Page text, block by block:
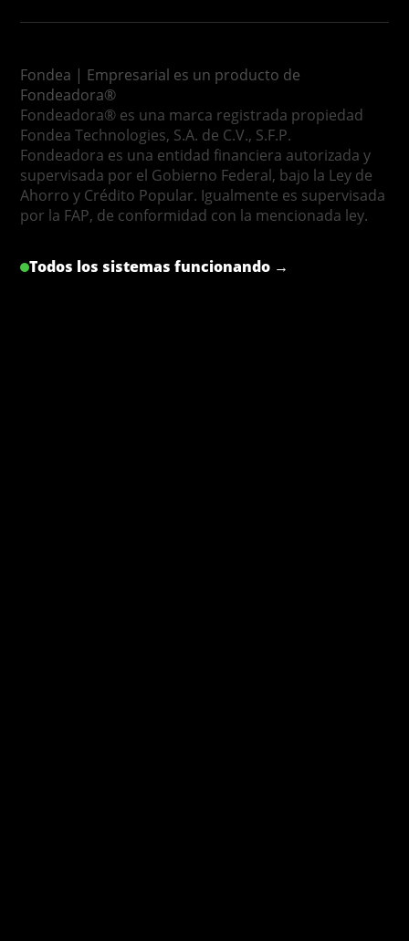
Fondea | Empresarial es un producto de
Fondeadora®
Fondeadora® es una marca registrada propiedad
Fondea Technologies, S.A. de C.V., S.F.P.
Fondeadora es una entidad financiera autorizada y
supervisada por el Gobierno Federal, bajo la Ley de
Ahorro y Crédito Popular. Igualmente es supervisada
por la FAP, de conformidad con la mencionada ley.
Todos los sistemas funcionando →